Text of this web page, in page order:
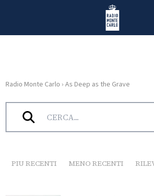
Radio Monte
HOME
RADIO
Radio Monte Carlo › As Deep as the Grave
Tag:As Deep as the Grave
PIU RECENTI MENO RECENTI